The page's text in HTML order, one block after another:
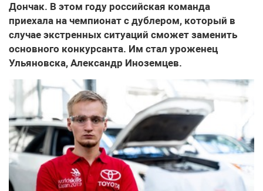
Дончак. В этом году российская команда
приехала на чемпионат с дублером, который в
случае экстренных ситуаций сможет заменить
основного конкурсанта. Им стал уроженец
Ульяновска, Александр Иноземцев.